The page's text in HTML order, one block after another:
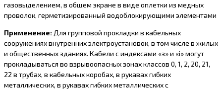
газовыделением, в общем экране в виде оплетки из медных
проволок, герметизированный водоблокирующими элементами
Применение:Для групповой прокладки в кабельных
сооружениях внутренних электроустановок, в том числе в жилых
и общественных зданиях. Кабели с индексами «з» и «i» могут
прокладываться во взрывоопасных зонах классов 0, 1, 2, 20, 21,
22 в трубах, в кабельных коробах, в рукавах гибких
металлических, в рукавах гибких металлических с